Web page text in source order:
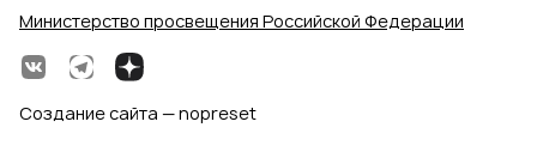
Министерство просвещения Российской Федерации
Создание сайта — nopreset